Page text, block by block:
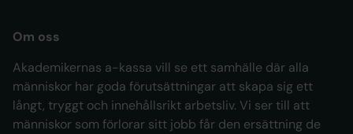
Om oss
Akademikernas a-kassa vill se ett samhälle där alla
människor har goda förutsättningar att skapa sig ett
långt, tryggt och innehållsrikt arbetsliv. Vi ser till att
människor som förlorar sitt jobb får den ersättning de